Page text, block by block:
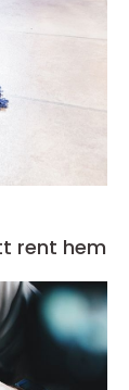
rent hem